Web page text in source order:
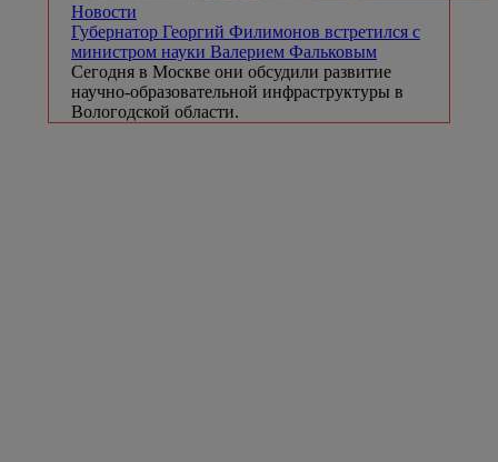
Новости
Губернатор Георгий Филимонов встретился с
министром науки Валерием Фальковым
Сегодня в Москве они обсудили развитие
научно-образовательной инфраструктуры в
Вологодской области.